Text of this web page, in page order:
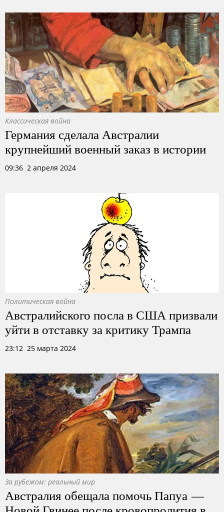
Классическая война
Германия сделала Австралии
крупнейший военный заказ в истории
09:36 2 апреля 2024
Политическая война
Австралийского посла в США призвали
уйти в отставку за критику Трампа
23:12 25 марта 2024
За рубежом: реальный мир
Австралия обещала помочь Папуа —